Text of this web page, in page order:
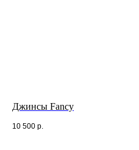
Джинсы Fancy
10 500 р.